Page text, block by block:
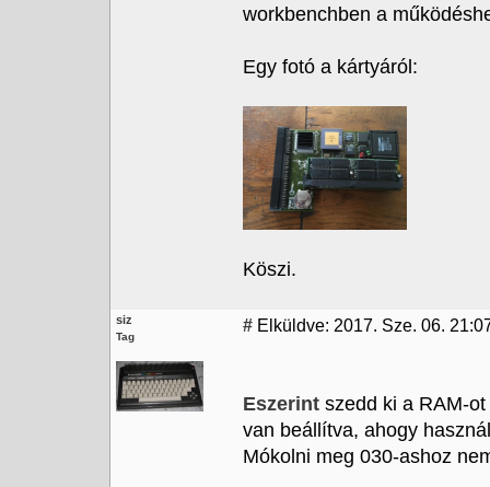
workbenchben a
Egy fotó a kártyáról:
Köszi.
siz
Tag
# Elküldve: 2017. Sze. 06.
Eszerint szedd ki a RAM-
van beállítva, ahogy
Mókolni meg 030-ashoz